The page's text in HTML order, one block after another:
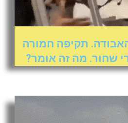
האבודה. תקיפה חמורה
שחור. מה זה אומר?